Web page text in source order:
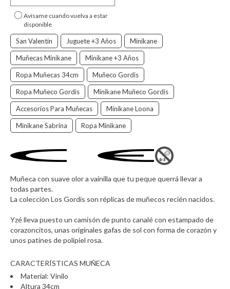
Avísame cuando vuelva a estar
disponible
San Valentin Juguete +3 Años Minikane
Muñecas Minikane Minikane +3 Años
Ropa Muñecas 34cm Muñeco Gordis
Ropa Muñeco Gordis Minikane Muñeco Gordis
Accesorios Para Muñecas Minikane Loona
Minikane Sabrina Ropa Minikane
Muñeca con suave olor a vainilla que tu peque querrá llevar a
todas partes.
La colección Los Gordis son réplicas de muñecos recién nacidos.
Yzé lleva puesto un camisón de punto canalé con estampado de
corazoncitos, unas originales gafas de sol con forma de corazón y
unos patines de polipiel rosa.
CARACTERÍSTICAS MUÑECA
Material: Vinilo
Altura 34cm